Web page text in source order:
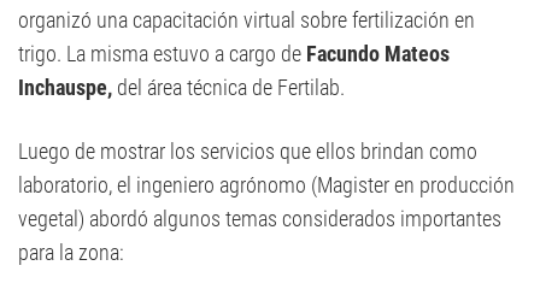
organizó una capacitación virtual sobre fertilización en
trigo. La misma estuvo a cargo de Facundo Mateos
Inchauspe, del área técnica de Fertilab.
Luego de mostrar los servicios que ellos brindan como
laboratorio, el ingeniero agrónomo (Magister en producción
vegetal) abordó algunos temas considerados importantes
para la zona: